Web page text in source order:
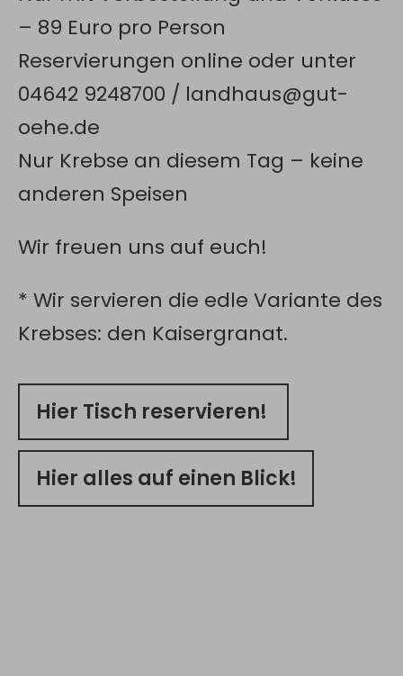
– 89 Euro pro Person
Reservierungen online oder unter
04642 9248700 / landhaus@gut-
oehe.de
Nur Krebse an diesem Tag – keine
anderen Speisen
Wir freuen uns auf euch!
* Wir servieren die edle Variante des
Krebses: den Kaisergranat.
Hier Tisch reservieren!
Hier alles auf einen Blick!